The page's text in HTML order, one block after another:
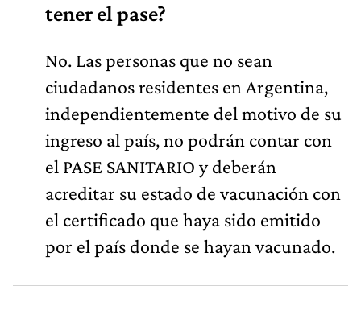
tener el pase?
No. Las personas que no sean
ciudadanos residentes en Argentina,
independientemente del motivo de su
ingreso al país, no podrán contar con
el PASE SANITARIO y deberán
acreditar su estado de vacunación con
el certificado que haya sido emitido
por el país donde se hayan vacunado.